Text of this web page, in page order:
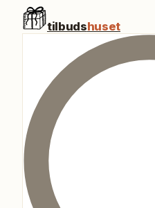
tilbudshuset